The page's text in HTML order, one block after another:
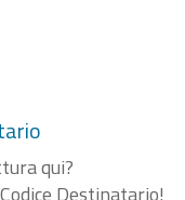
qui?
Destinatario!